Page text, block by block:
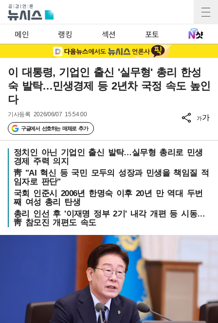
메인 랭킹 섹션 포토
이 대통령, 기업인 출신 '실무형' 총리 한성
숙 발탁…민생경제 등 2년차 국정 속도 높인
다
기사등록 2026/06/07 15:54:00
구글에서 선호하는 매체로 추가
가가
정치인 아닌 기업인 출신 발탁…실무형 총리로 민생
경제 주력 의지
靑 "AI 혁신 등 국민 모두의 성장과 민생을 책임질 적
임자로 판단"
국회 인준시 2006년 한명숙 이후 20년 만 역대 두번
째 여성 총리 탄생
총리 인선 후 '이재명 정부 2기' 내각 개편 등 시동…
靑 참모진 개편도 속도